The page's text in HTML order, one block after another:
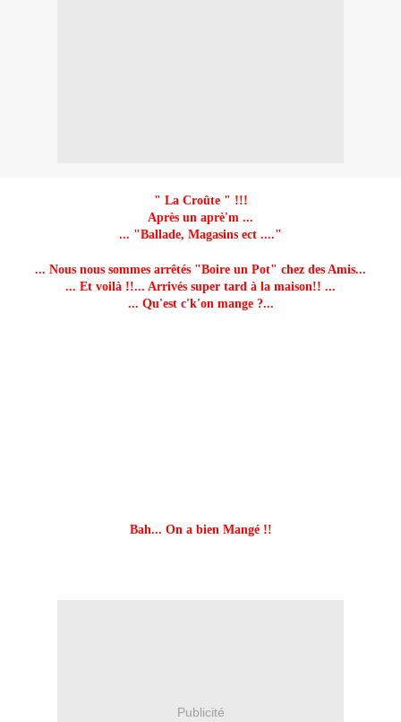
" La Croûte " !!!
Après un aprè'm ...
... "Ballade, Magasins ect ...."
... Nous nous sommes arrêtés "Boire un Pot" chez des Amis...
... Et voilà !!... Arrivés super tard à la maison!! ...
... Qu'est c'k'on mange ?...
Bah... On a bien Mangé !!
Publicité